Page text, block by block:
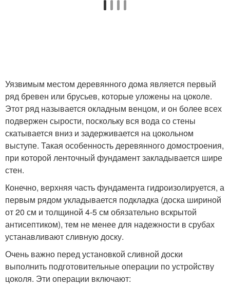
Уязвимым местом деревянного дома является первый
ряд бревен или брусьев, которые уложены на цоколе.
Этот ряд называется окладным венцом, и он более всех
подвержен сырости, поскольку вся вода со стены
скатывается вниз и задерживается на цокольном
выступе. Такая особенность деревянного домостроения,
при которой ленточный фундамент закладывается шире
стен.
Конечно, верхняя часть фундамента гидроизолируется, а
первым рядом укладывается подкладка (доска шириной
от 20 см и толщиной 4-5 см обязательно вскрытой
антисептиком), тем не менее для надежности в срубах
устанавливают сливную доску.
Очень важно перед установкой сливной доски
выполнить подготовительные операции по устройству
цоколя. Эти операции включают: